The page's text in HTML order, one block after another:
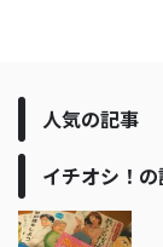
人気の記事
イチオシ！